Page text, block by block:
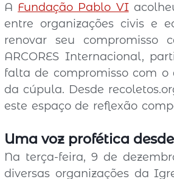
A Fundação Pablo VI
entre organizações civis e
renovar seu compromisso
ARCORES Internacional,
falta de compromisso com o
da cúpula. Desde
Uma voz profética
Na terça-feira, 9 de